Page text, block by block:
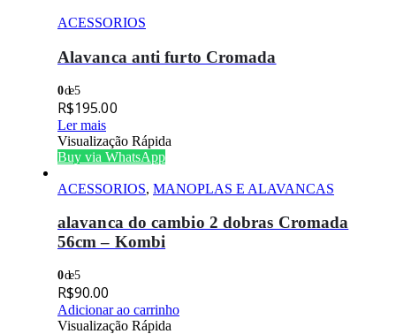
ACESSORIOS
Alavanca anti furto Cromada
0de 5
R$195.00
Ler mais
Visualização Rápida
Buy via WhatsApp
ACESSORIOS, MANOPLAS E ALAVANCAS
alavanca do cambio 2 dobras Cromada
56cm – Kombi
0de 5
R$90.00
Adicionar ao carrinho
Visualização Rápida